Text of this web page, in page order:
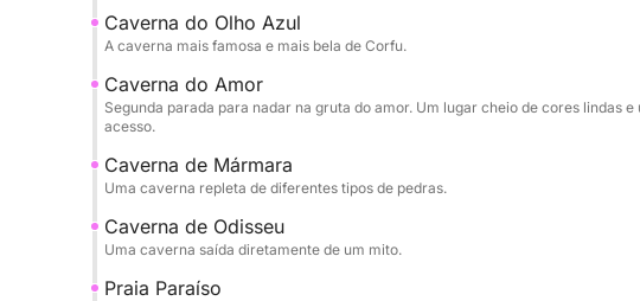
Caverna do Olho Azul
A caverna mais famosa e mais bela de Corfu.
Caverna do Amor
Segunda parada para nadar na gruta do amor. Um lugar cheio de cores lindas
acesso.
Caverna de Mármara
Uma caverna repleta de diferentes tipos de pedras.
Caverna de Odisseu
Uma caverna saída diretamente de um mito.
Praia Paraíso